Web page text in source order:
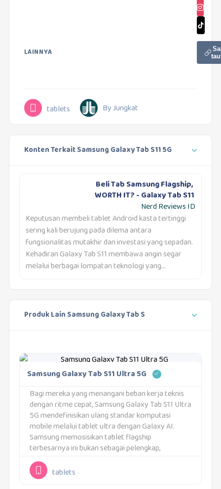
LAINNYA
tablets By Jungkat
Konten Terkait Samsung Galaxy Tab S11 5G
Beli Tab Samsung Flagship,
WORTH IT? - Galaxy Tab S11
Nerd Reviews ID
Keputusan membeli tablet Android kasta tertinggi
sering kali berujung pada dilema antara
fungsionalitas mutakhir dan investasi yang sepadan.
Kehadiran Galaxy Tab S11 membawa angin segar
melalui berbagai lompatan teknologi yang...
Produk Lain Samsung Galaxy Tab S
Samsung Galaxy Tab S11 Ultra 5G
Bagi mereka yang menangani beban kerja teknis
dengan ritme cepat, Samsung Galaxy Tab S11 Ultra
5G mendefinisikan ulang standar komputasi
mobile melalui tablet ultra dengan Galaxy AI.
Samsung memosisikan tablet flagship
terbesarnya ini bukan sebagai pelengkap,
melainkan pengganti mutlak untuk eksekusi
multitasking berat—memungkinkan sinkronisasi
alur kerja, pengelolaan data kompleks, dan...
tablets